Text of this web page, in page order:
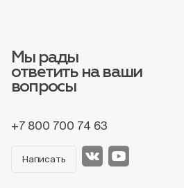
Мы рады
ответить на ваши
вопросы
+7 800 700 74 63
Написать